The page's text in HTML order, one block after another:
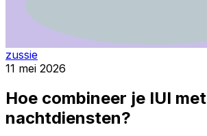
zussie
11 mei 2026
Hoe combineer je IUI met
nachtdiensten?